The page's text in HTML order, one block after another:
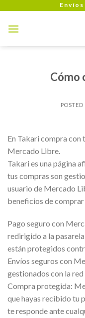
content
Cómo
POSTED
En Takari compra
Mercado Libre.
Takari es una página
tus compras son
usuario de Mercado
beneficios de
Pago seguro con
redirigido a la
están protegidos
Envíos seguros con
gestionados con la
Compra protegida:
que hayas recibido tu
te responde ante